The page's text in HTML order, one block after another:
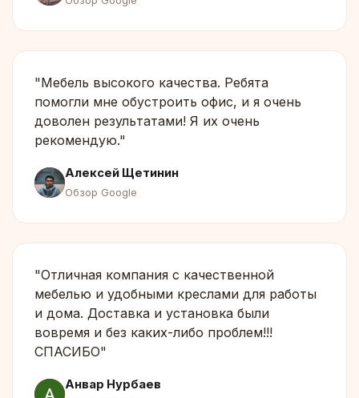
"Мебель высокого качества. Ребята
помогли мне обустроить офис, и я очень
доволен результатами! Я их очень
рекомендую."
Алексей Щетинин
Обзор Google
"Отличная компания с качественной
мебелью и удобными креслами для работы
и дома. Доставка и установка были
вовремя и без каких-либо проблем!!!
СПАСИБО"
Анвар Нурбаев